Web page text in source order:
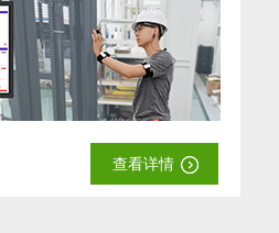
查看详情